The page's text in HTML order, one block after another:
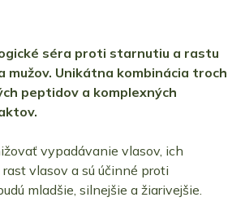
séra proti starnutiu a rastu
mužov. Unikátna kombinácia troch
peptidov a komplexných
vypadávanie vlasov, ich
vlasov a sú účinné proti
mladšie, silnejšie a žiarivejšie.